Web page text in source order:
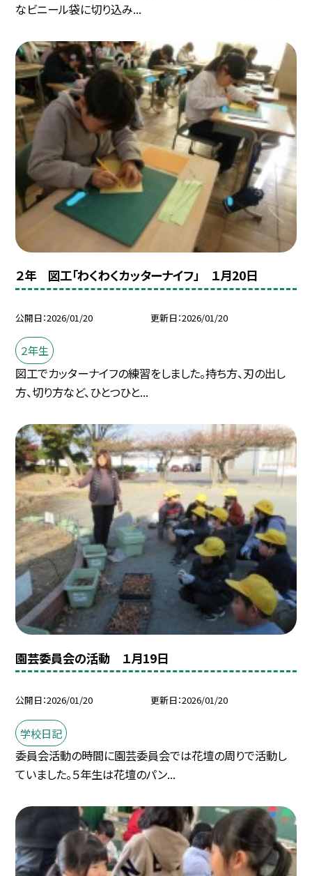
なビニール袋に切り込み...
２年 図工「わくわくカッターナイフ」 １月20日
公開日 2026/01/20 更新日 2026/01/20
２年生
図工でカッターナイフの練習をしました。持ち方、刃の出し
方、切り方など、ひとつひと...
園芸委員会の活動 １月19日
公開日 2026/01/20 更新日 2026/01/20
学校日記
委員会活動の時間に園芸委員会では花壇の周りで活動し
ていました。５年生は花壇のパン...